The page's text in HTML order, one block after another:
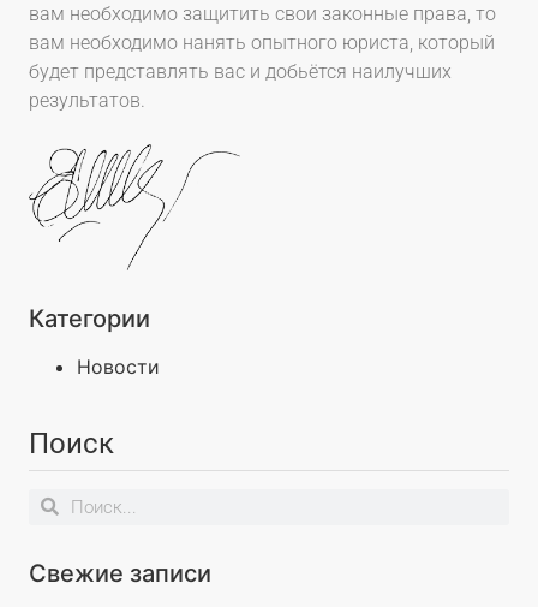
вам необходимо защитить свои законные права, то
вам необходимо нанять опытного юриста, который
будет представлять вас и добьётся наилучших
результатов.
Категории
Новости
Поиск
Свежие записи